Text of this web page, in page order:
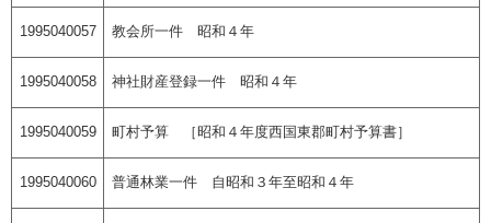
1995040057 教会所一件 昭和４年
1995040058 神社財産登録一件 昭和４年
1995040059 町村予算 ［昭和４年度西国東郡町村予算書］
1995040060 普通林業一件 自昭和３年至昭和４年